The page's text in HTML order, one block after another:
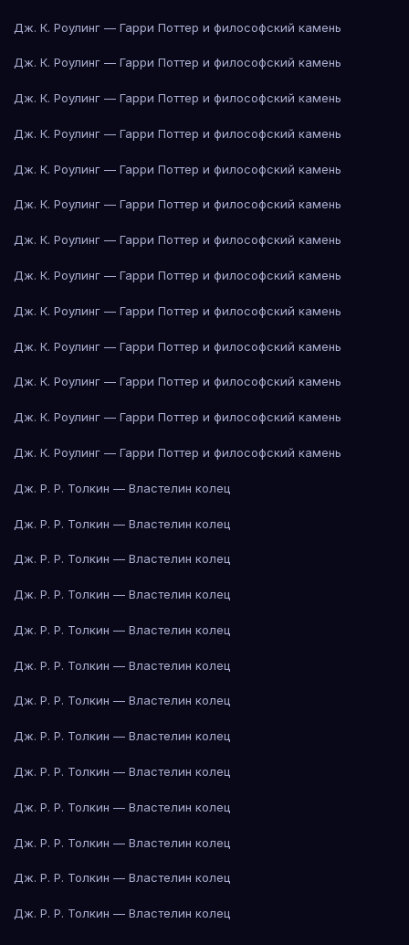
Дж. К. Роулинг — Гарри Поттер и философский камень
Дж. К. Роулинг — Гарри Поттер и философский камень
Дж. К. Роулинг — Гарри Поттер и философский камень
Дж. К. Роулинг — Гарри Поттер и философский камень
Дж. К. Роулинг — Гарри Поттер и философский камень
Дж. К. Роулинг — Гарри Поттер и философский камень
Дж. К. Роулинг — Гарри Поттер и философский камень
Дж. К. Роулинг — Гарри Поттер и философский камень
Дж. К. Роулинг — Гарри Поттер и философский камень
Дж. К. Роулинг — Гарри Поттер и философский камень
Дж. К. Роулинг — Гарри Поттер и философский камень
Дж. К. Роулинг — Гарри Поттер и философский камень
Дж. К. Роулинг — Гарри Поттер и философский камень
Дж. Р. Р. Толкин — Властелин колец
Дж. Р. Р. Толкин — Властелин колец
Дж. Р. Р. Толкин — Властелин колец
Дж. Р. Р. Толкин — Властелин колец
Дж. Р. Р. Толкин — Властелин колец
Дж. Р. Р. Толкин — Властелин колец
Дж. Р. Р. Толкин — Властелин колец
Дж. Р. Р. Толкин — Властелин колец
Дж. Р. Р. Толкин — Властелин колец
Дж. Р. Р. Толкин — Властелин колец
Дж. Р. Р. Толкин — Властелин колец
Дж. Р. Р. Толкин — Властелин колец
Дж. Р. Р. Толкин — Властелин колец